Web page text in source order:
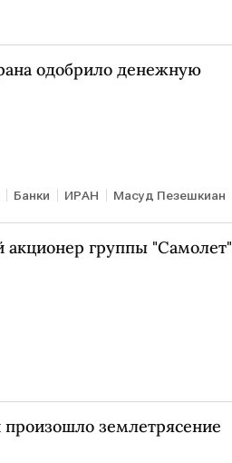
одобрило денежную
Банки ИРАН Масуд Пезешкиан
группы "Самолет"
землетрясение